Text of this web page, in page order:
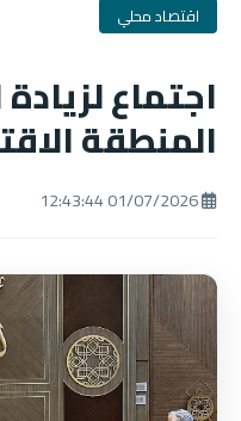
اقتصاد محلي
اجتماع
المنطقة